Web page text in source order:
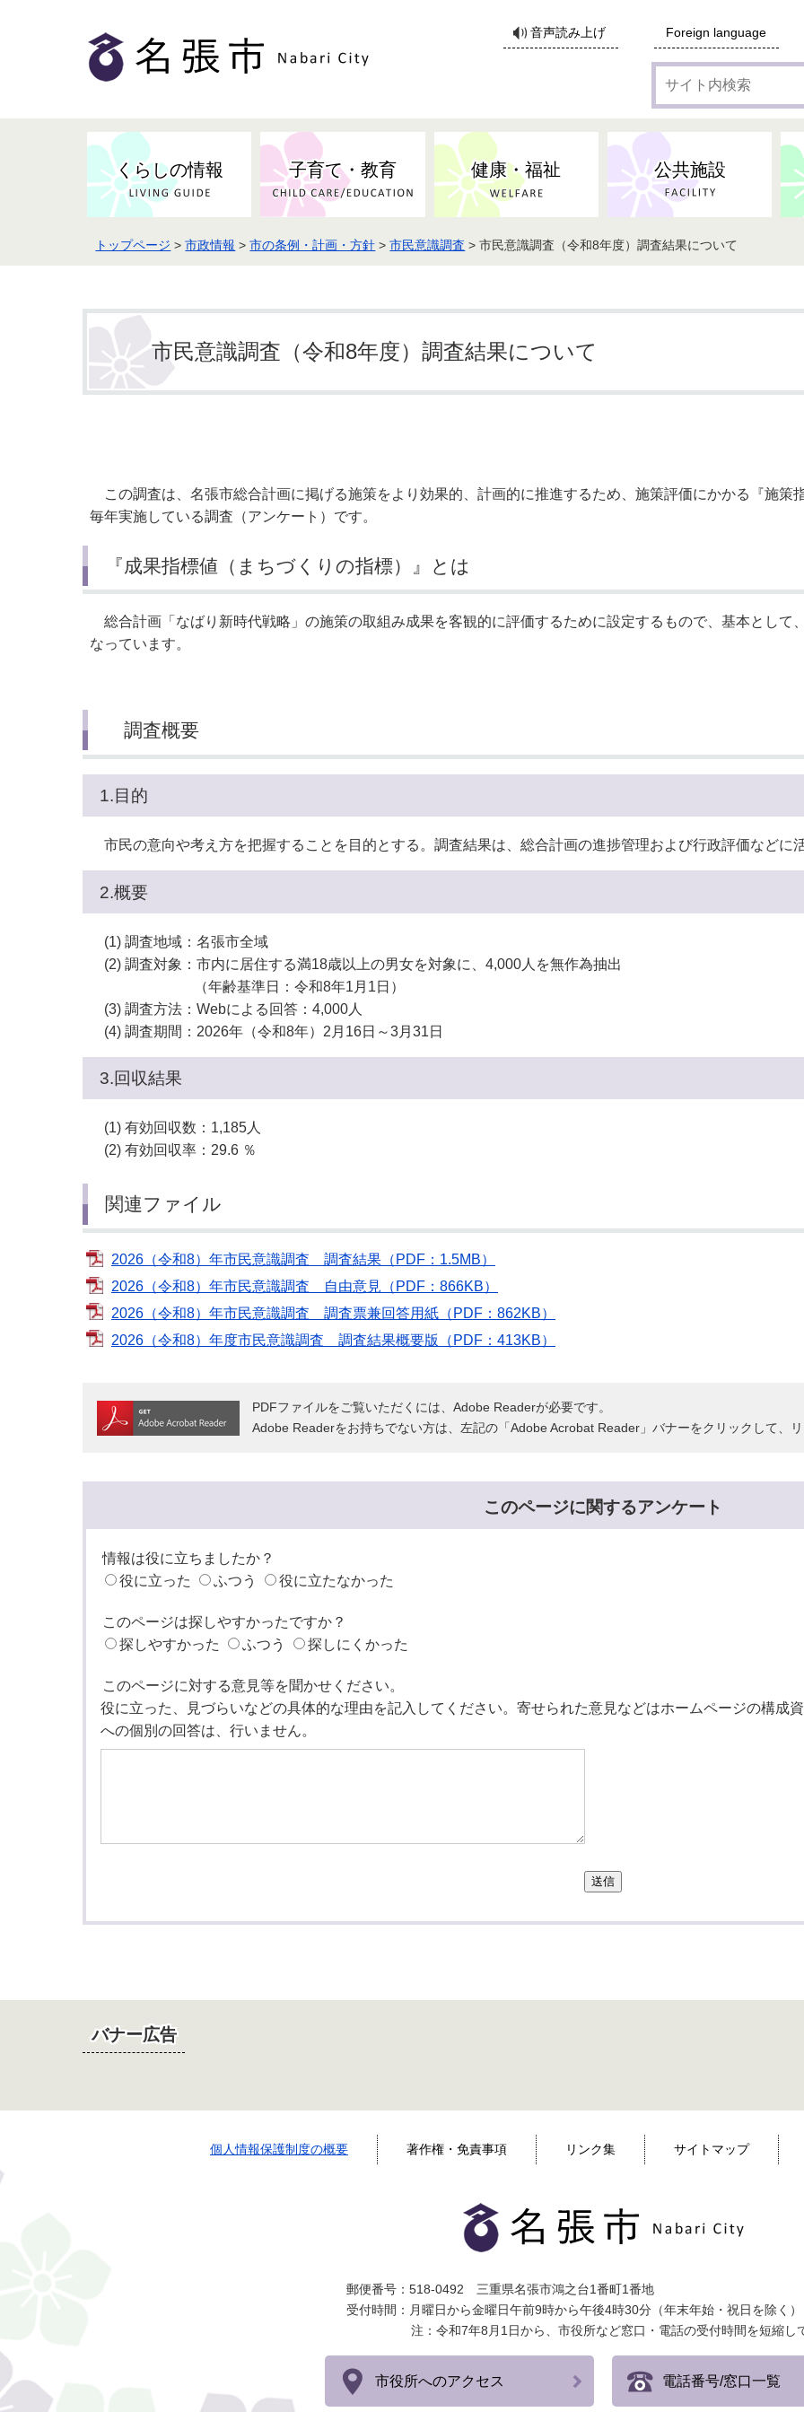
音声読み上げ Foreign language
イ
ト
検
索
くらしの情報
届出・証明 税 ごみ・リサイクル
斎場・墓園・墓地 住宅 水道・下水道
防災・防犯・消防・行方不明
子育て・教育
子育てにかかる各種手当／
小中一貫教育・コミュニテ
健康・福祉
健康・検（健）診・予防接種 地域福祉 高齢者福祉
スポーツ 保険・年金・医療助成 生活保護
公共施設
地域医療 防災・消防 子育て・教育
市民センター・市民活動・交流施
設
市の条例・計画・方針 監査 記者会見
市政へのご意見 施設見学会 非核平和事業
市の人事・職員採用
市の行財政 市のプロフィール 市有財産売却・公売・
事業者の方へお知らせ 各種広告・協賛のご案内 事業系ごみ・廃棄物
入札・契約 税金 建築開発等
トップページ >市政情報 >市の条例・計画・方針 >市民意識調査 > 市民意識調査（令和8年度）調査結果について
市民意識調査（令和8年度）調査結果について
この調査は、名張市総合計画に掲げる施策をより効果的、計画的に推進するため、施策評価にかかる『施策
毎年実施している調査（アンケート）です。
『成果指標値（まちづくりの指標）』とは
総合計画「なばり新時代戦略」の施策の取組み成果を客観的に評価するために設定するもので、基本として
なっています。
調査概要
1.目的
市民の意向や考え方を把握することを目的とする。調査結果は、総合計画の進捗管理および行政評価などに活
2.概要
(1) 調査地域：名張市全域
(2) 調査対象：市内に居住する満18歳以上の男女を対象に、4,000人を無作為抽出
（年齢基準日：令和8年1月1日）
(3) 調査方法：Webによる回答：4,000人
(4) 調査期間：2026年（令和8年）2月16日～3月31日
3.回収結果
(1) 有効回収数：1,185人
(2) 有効回収率：29.6 ％
関連ファイル
2026（令和8）年市民意識調査 調査結果（PDF：1.5MB）
2026（令和8）年市民意識調査 自由意見（PDF：866KB）
2026（令和8）年市民意識調査 調査票兼回答用紙（PDF：862KB）
2026（令和8）年度市民意識調査 調査結果概要版（PDF：413KB）
PDFファイルをご覧いただくには、Adobe Readerが必要です。
Adobe Readerをお持ちでない方は、左記の「Adobe Acrobat Reader」バナーをクリックして、
このページに関するアンケート
情報は役に立ちましたか？
役に立った
ふつう 役に立たなかった
このページは探しやすかったですか？
探しやすかった
ふつう 探しにくかった
このページに対する意見等を聞かせください。
役に立った、見づらいなどの具体的な理由を記入してください。寄せられた意見などはホームページの構成
への個別の回答は、行いません。
送信
バナー広告
個人情報保護制度の概要 著作権・免責事項 リンク集 サイトマップ
郵便番号：518-0492 三重県名張市鴻之台1番町1番地
受付時間：月曜日から金曜日午前9時から午後4時30分（年末年始・祝日を除く）
注：令和7年8月1日から、市役所など窓口・電話の受付時間を短縮し
市役所へのアクセス 電話番号/窓口一覧